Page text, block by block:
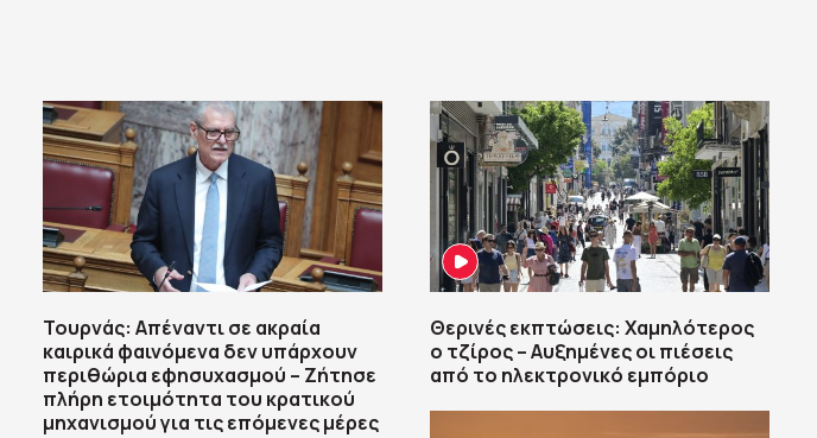
Τουρνάς: Απέναντι σε ακραία
καιρικά φαινόμενα δεν υπάρχουν
περιθώρια εφησυχασμού – Ζήτησε
πλήρη ετοιμότητα του κρατικού
μηχανισμού για τις επόμενες μέρες
Θερινές εκπτώσεις: Χαμηλότερος
ο τζίρος – Αυξημένες οι πιέσεις
από το ηλεκτρονικό εμπόριο